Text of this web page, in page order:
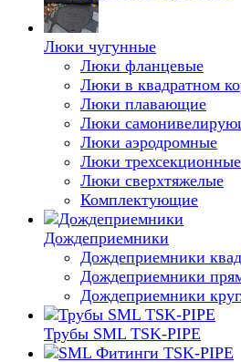
Люки чугунные
Люки фланцевые
Люки в квадратном
Люки плавающие
Люки
Люки аэродромные
Люки трехсекционные
Люки сверхтяжелые
Комплектующие
Дождеприемники
Дождеприемники
Дождеприемники
Дождеприемники
Трубы SML TSK-PIPE